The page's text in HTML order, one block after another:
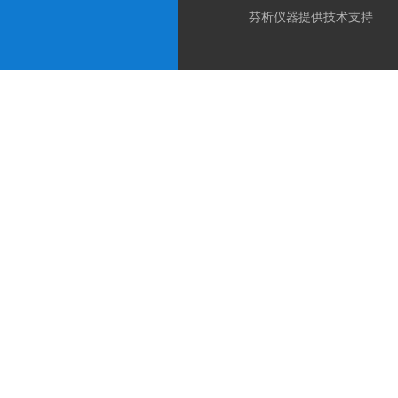
芬析仪器提供技术支持